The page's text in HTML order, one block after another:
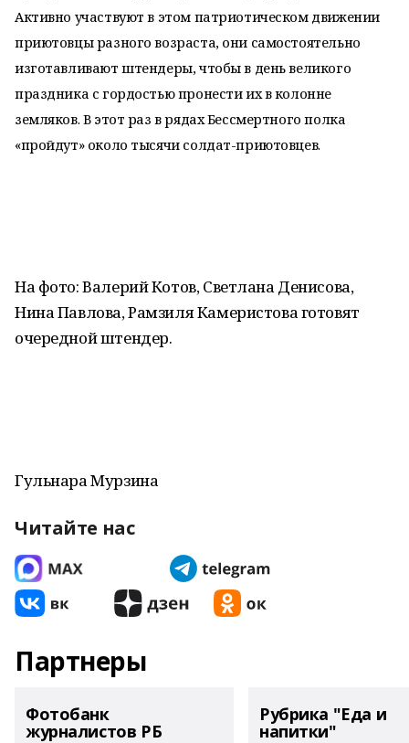
Активно участвуют в этом патриотическом движении
приютовцы разного возраста, они самостоятельно
изготавливают штендеры, чтобы в день великого
праздника с гордостью пронести их в колонне
земляков. В этот раз в рядах Бессмертного полка
«пройдут» около тысячи солдат-приютовцев.
На фото: Валерий Котов, Светлана Денисова,
Нина Павлова, Рамзиля Камеристова готовят
очередной штендер.
Гульнара Мурзина
Читайте нас
Партнеры
Фотобанк
журналистов РБ
Рубрика "Еда и
напитки"